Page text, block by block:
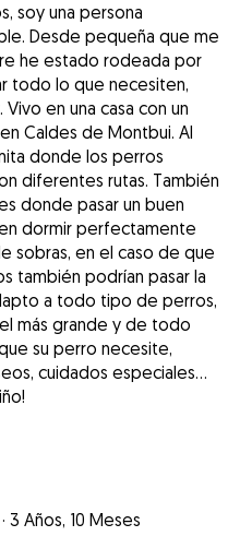
soy una persona
Desde pequeña que me
he estado rodeada por
todo lo que necesiten,
en una casa con un
Caldes de Montbui. Al
donde los perros
diferentes rutas. También
donde pasar un buen
dormir perfectamente
sobras, en el caso de que
también podrían pasar la
a todo tipo de perros,
más grande y de todo
su perro necesite,
cuidados especiales...
· 3 Años, 10 Meses